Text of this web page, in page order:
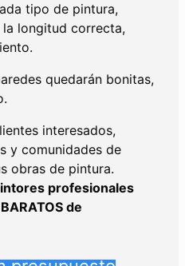
tipo de pintura,
longitud correcta,
quedarán bonitas,
interesados,
y comunidades de
obras de pintura.
profesionales
de